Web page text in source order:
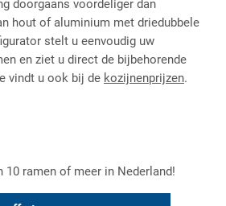
doorgaans voordeliger dan
hout of aluminium met driedubbele
stelt u eenvoudig uw
en ziet u direct de bijbehorende
vindt u ook bij de kozijnenprijzen.
10 ramen of meer in Nederland!